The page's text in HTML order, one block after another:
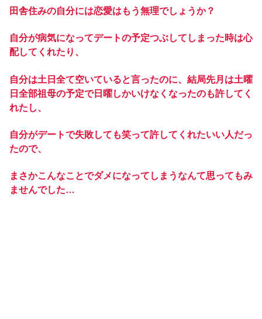
田舎住みの自分には恋愛はもう無理でしょうか？
自分が病気になってデートの予定つぶしてしまった時は心
配してくれたり、
自分は土日全て空いていると言ったのに、結局先月は土曜
日全部祖母の予定で日曜しかいけなくなったのも許してく
れたし、
自分がデートで失敗しても笑って許してくれたいい人だっ
たので、
まさかこんなことでダメになってしまうなんて思ってもみ
ませんでした…